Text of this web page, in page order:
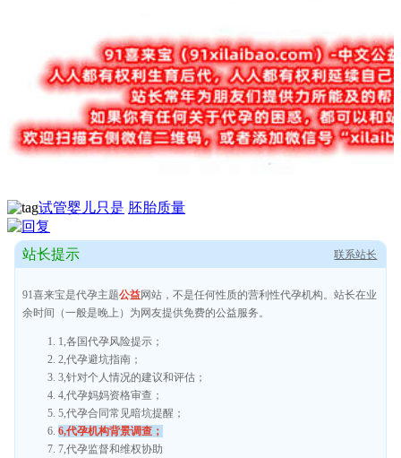
试管婴儿只是 胚胎质量
站长提示
91喜来宝是代孕主题公益网站，不是任何性质的营利性代孕机构。站长在业
余时间（一般是晚上）为网友提供免费的公益服务。
1,各国代孕风险提示；
2,代孕避坑指南；
3,针对个人情况的建议和评估；
4,代孕妈妈资格审查；
5,代孕合同常见暗坑提醒；
6,代孕机构背景调查；
7,代孕监督和维权协助
联系站长